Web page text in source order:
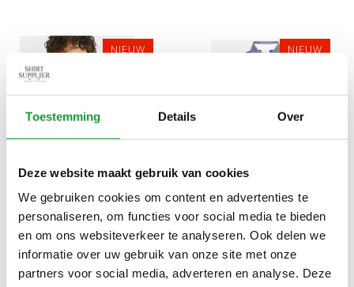
Toestemming Details Over
Deze website maakt gebruik van cookies
We gebruiken cookies om content en advertenties te
personaliseren, om functies voor social media te bieden
en om ons websiteverkeer te analyseren. Ook delen we
informatie over uw gebruik van onze site met onze
partners voor social media, adverteren en analyse. Deze
NIEUW
Bekijk alle maten
GANT DONKERBLAUW-
GROEN STREEP HEREN
RUGBY SHIRT SWEATER
€129,00
NIEUW
Bekijk alle 6maten
GANT BLAUW ROYAL BLUE
HEREN RUGBY SHIRT
SWEATER
€129,00